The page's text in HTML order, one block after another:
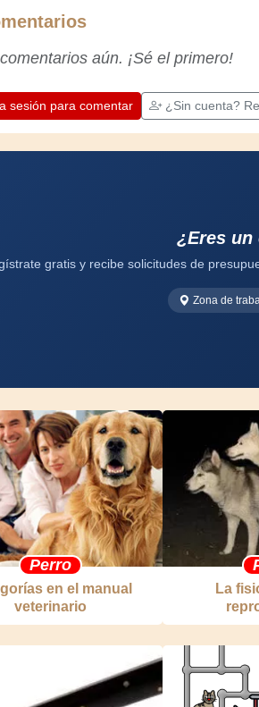
Te mantiene activo y alerta, y te hace
apreciar la dedicación que los
profesionales ponen en su trabajo.
oportunidad para mejorar. ¡Diviértete!
aún. ¡Sé el primero!
sesión para comentar ¿Sin cuenta?
¿Eres
gratis y recibe solicitudes de
Zona de
Perro
en el manual
veterinario
La